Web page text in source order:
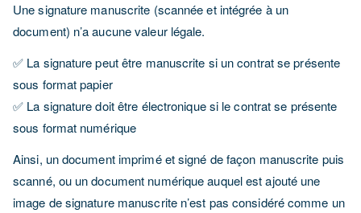
Une signature manuscrite (scannée et intégrée à un
document) n’a aucune valeur légale.
✅ La signature peut être manuscrite si un contrat se présente
sous format papier
✅ La signature doit être électronique si le contrat se présente
sous format numérique
Ainsi, un document imprimé et signé de façon manuscrite puis
scanné, ou un document numérique auquel est ajouté une
image de signature manuscrite n’est pas considéré comme un